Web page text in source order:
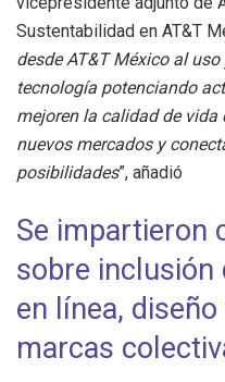
Sustentabilidad en AT&T
desde AT&T México al
tecnología potenciando
mejoren la calidad de vida
nuevos mercados y
posibilidades”, añadió
Se impartieron
sobre inclusión
en línea,
marcas